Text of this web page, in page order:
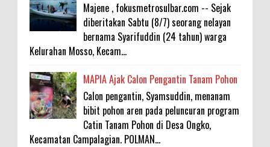
Majene , fokusmetrosulbar.com -- Sejak
diberitakan Sabtu (8/7) seorang nelayan
bernama Syarifuddin (24 tahun) warga
Kelurahan Mosso, Kecam...
MAPIA Ajak Calon Pengantin Tanam Pohon
Calon pengantin, Syamsuddin, menanam
bibit pohon aren pada peluncuran program
Catin Tanam Pohon di Desa Ongko,
Kecamatan Campalagian. POLMAN...